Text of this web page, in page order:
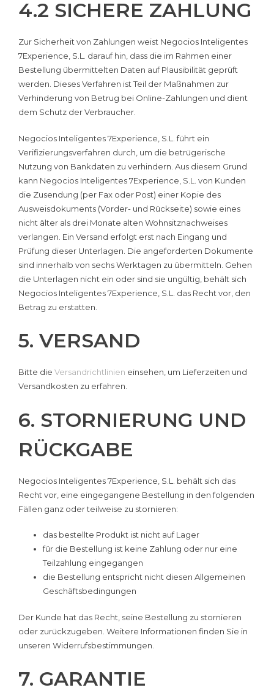
4.2 SICHERE ZAHLUNG
Zur Sicherheit von Zahlungen weist Negocios Inteligentes
7Experience, S.L. darauf hin, dass die im Rahmen einer
Bestellung übermittelten Daten auf Plausibilität geprüft
werden. Dieses Verfahren ist Teil der Maßnahmen zur
Verhinderung von Betrug bei Online-Zahlungen und dient
dem Schutz der Verbraucher.
Negocios Inteligentes 7Experience, S.L. führt ein
Verifizierungsverfahren durch, um die betrügerische
Nutzung von Bankdaten zu verhindern. Aus diesem Grund
kann Negocios Inteligentes 7Experience, S.L. von Kunden
die Zusendung (per Fax oder Post) einer Kopie des
Ausweisdokuments (Vorder- und Rückseite) sowie eines
nicht älter als drei Monate alten Wohnsitznachweises
verlangen. Ein Versand erfolgt erst nach Eingang und
Prüfung dieser Unterlagen. Die angeforderten Dokumente
sind innerhalb von sechs Werktagen zu übermitteln. Gehen
die Unterlagen nicht ein oder sind sie ungültig, behält sich
Negocios Inteligentes 7Experience, S.L. das Recht vor, den
Betrag zu erstatten.
5. VERSAND
Bitte die Versandrichtlinien einsehen, um Lieferzeiten und
Versandkosten zu erfahren.
6. STORNIERUNG UND
RÜCKGABE
Negocios Inteligentes 7Experience, S.L. behält sich das
Recht vor, eine eingegangene Bestellung in den folgenden
Fällen ganz oder teilweise zu stornieren:
das bestellte Produkt ist nicht auf Lager
für die Bestellung ist keine Zahlung oder nur eine
Teilzahlung eingegangen
die Bestellung entspricht nicht diesen Allgemeinen
Geschäftsbedingungen
Der Kunde hat das Recht, seine Bestellung zu stornieren
oder zurückzugeben. Weitere Informationen finden Sie in
unseren Widerrufsbestimmungen.
7. GARANTIE